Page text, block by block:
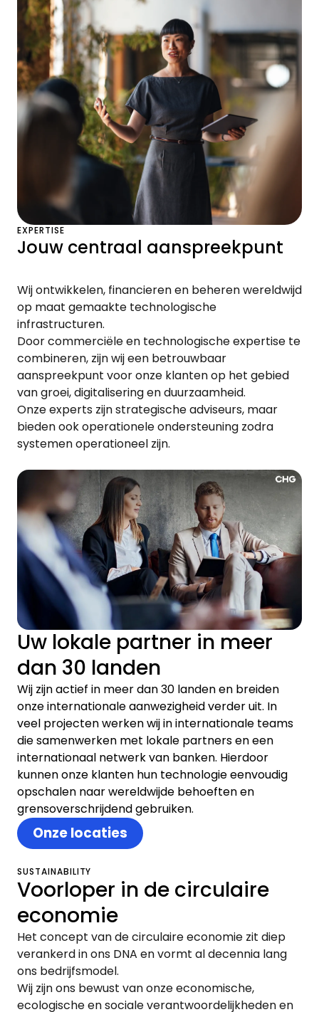
EXPERTISE
Jouw centraal aanspreekpunt
Wij ontwikkelen, financieren en beheren wereldwijd
op maat gemaakte technologische
infrastructuren.
Door commerciële en technologische expertise te
combineren, zijn wij een betrouwbaar
aanspreekpunt voor onze klanten op het gebied
van groei, digitalisering en duurzaamheid.
Onze experts zijn strategische adviseurs, maar
bieden ook operationele ondersteuning zodra
systemen operationeel zijn.
Uw lokale partner in meer
dan 30 landen
Wij zijn actief in meer dan 30 landen en breiden
onze internationale aanwezigheid verder uit. In
veel projecten werken wij in internationale teams
die samenwerken met lokale partners en een
internationaal netwerk van banken. Hierdoor
kunnen onze klanten hun technologie eenvoudig
opschalen naar wereldwijde behoeften en
grensoverschrijdend gebruiken.
Onze locaties
SUSTAINABILITY
Voorloper in de circulaire
economie
Het concept van de circulaire economie zit diep
verankerd in ons DNA en vormt al decennia lang
ons bedrijfsmodel.
Wij zijn ons bewust van onze economische,
ecologische en sociale verantwoordelijkheden en